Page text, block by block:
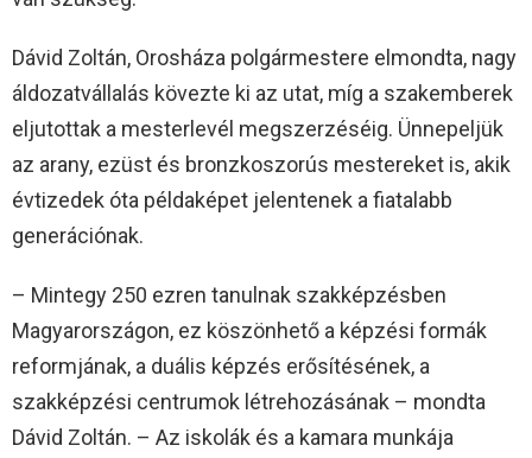
Dávid Zoltán, Orosháza polgármestere elmondta, nagy
áldozatvállalás kövezte ki az utat, míg a szakemberek
eljutottak a mesterlevél megszerzéséig. Ünnepeljük
az arany, ezüst és bronzkoszorús mestereket is, akik
évtizedek óta példaképet jelentenek a fiatalabb
generációnak.
– Mintegy 250 ezren tanulnak szakképzésben
Magyarországon, ez köszönhető a képzési formák
reformjának, a duális képzés erősítésének, a
szakképzési centrumok létrehozásának – mondta
Dávid Zoltán. – Az iskolák és a kamara munkája